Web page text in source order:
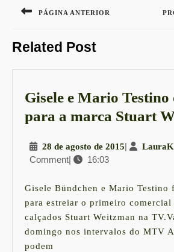
de
PÁGINA ANTERIOR
post:
Related Post
Gisele e Mario Testino
para a marca Stuart
28 de agosto de 201528
de
2015
| LauraK
Comment| 16:03
Gisele Bündchen e Mario Testino
para estreiar o primeiro comercial
calçados Stuart Weitzman na
domingo nos intervalos do MTV
podem